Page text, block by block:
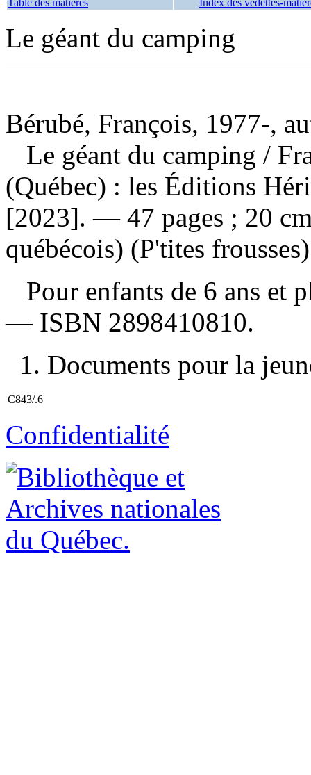
Le géant du camping
Bérubé, François, 1977-,
Le géant du camping /
(Québec) : les Éditions
[2023]. — 47 pages ; 20
québécois) (P'tites
Pour enfants de 6 ans et
— ISBN 2898410810.
1. Documents pour la
C843/.6
Confidentialité